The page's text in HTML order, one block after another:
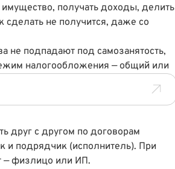
получать доходы, делить
сделать не получится, даже со
не подпадают под самозанятость,
налогообложения — общий или
друг с другом по договорам
и подрядчик (исполнитель). При
— физлицо или ИП.